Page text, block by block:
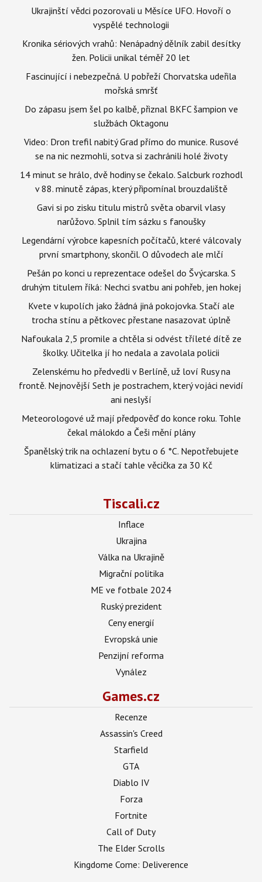
Ukrajinští vědci pozorovali u Měsíce UFO. Hovoří o
vyspělé technologii
Kronika sériových vrahů: Nenápadný dělník zabil desítky
žen. Policii unikal téměř 20 let
Fascinující i nebezpečná. U pobřeží Chorvatska udeřila
mořská smršť
Do zápasu jsem šel po kalbě, přiznal BKFC šampion ve
službách Oktagonu
Video: Dron trefil nabitý Grad přímo do munice. Rusové
se na nic nezmohli, sotva si zachránili holé životy
14 minut se hrálo, dvě hodiny se čekalo. Salcburk rozhodl
v 88. minutě zápas, který připomínal brouzdaliště
Gavi si po zisku titulu mistrů světa obarvil vlasy
narůžovo. Splnil tím sázku s fanoušky
Legendární výrobce kapesních počítačů, které válcovaly
první smartphony, skončil. O důvodech ale mlčí
Pešán po konci u reprezentace odešel do Švýcarska. S
druhým titulem říká: Nechci svatbu ani pohřeb, jen hokej
Kvete v kupolích jako žádná jiná pokojovka. Stačí ale
trocha stínu a pětkovec přestane nasazovat úplně
Nafoukala 2,5 promile a chtěla si odvést tříleté dítě ze
školky. Učitelka jí ho nedala a zavolala policii
Zelenskému ho předvedli v Berlíně, už loví Rusy na
frontě. Nejnovější Seth je postrachem, který vojáci nevidí
ani neslyší
Meteorologové už mají předpověď do konce roku. Tohle
čekal málokdo a Češi mění plány
Španělský trik na ochlazení bytu o 6 °C. Nepotřebujete
klimatizaci a stačí tahle věcička za 30 Kč
Tiscali.cz
Inflace
Ukrajina
Válka na Ukrajině
Migrační politika
ME ve fotbale 2024
Ruský prezident
Ceny energií
Evropská unie
Penzijní reforma
Vynález
Games.cz
Recenze
Assassin's Creed
Starfield
GTA
Diablo IV
Forza
Fortnite
Call of Duty
The Elder Scrolls
Kingdome Come: Deliverence